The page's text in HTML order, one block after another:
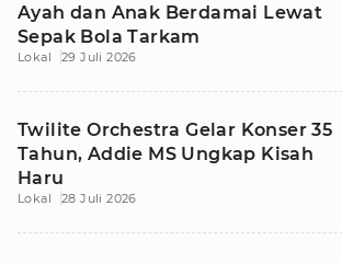
Ayah dan Anak Berdamai Lewat
Sepak Bola Tarkam
Lokal 29 Juli 2026
Twilite Orchestra Gelar Konser 35
Tahun, Addie MS Ungkap Kisah
Haru
Lokal 28 Juli 2026